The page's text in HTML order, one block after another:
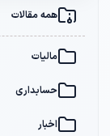
همه مقالات
مالیات
حسابداری
اخبار